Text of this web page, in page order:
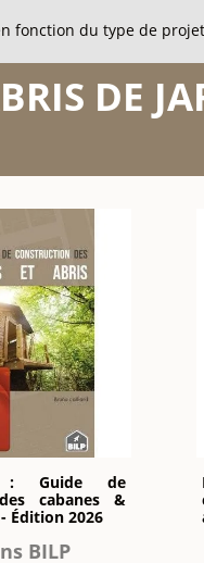
fonction du type de
DE
Guide de
cabanes &
Édition 2026
BILP